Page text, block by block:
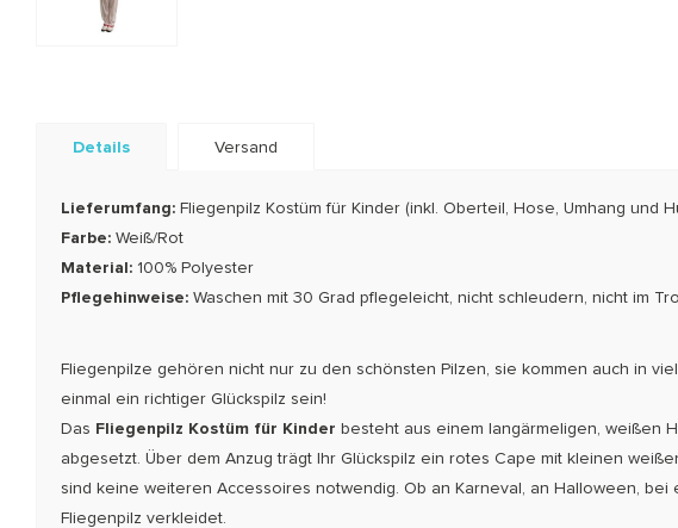
Details Versand
Lieferumfang: Fliegenpilz Kostüm für Kinder (inkl. Oberteil, Hose, Umhang und
Farbe: Weiß/Rot
Material: 100% Polyester
Pflegehinweise: Waschen mit 30 Grad pflegeleicht, nicht schleudern, nicht im
Fliegenpilze gehören nicht nur zu den schönsten Pilzen, sie kommen auch in
einmal ein richtiger Glückspilz sein!
Das Fliegenpilz Kostüm für Kinder besteht aus einem langärmeligen, weißen
abgesetzt. Über dem Anzug trägt Ihr Glückspilz ein rotes Cape mit kleinen
sind keine weiteren Accessoires notwendig. Ob an Karneval, an Halloween,
Fliegenpilz verkleidet.